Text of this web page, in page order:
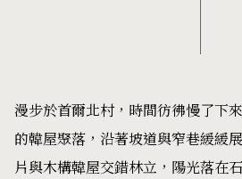
漫步於首爾北村，時間彷彿慢了下
的韓屋聚落，沿著坡道與窄巷緩緩
片與木構韓屋交錯林立，陽光落在